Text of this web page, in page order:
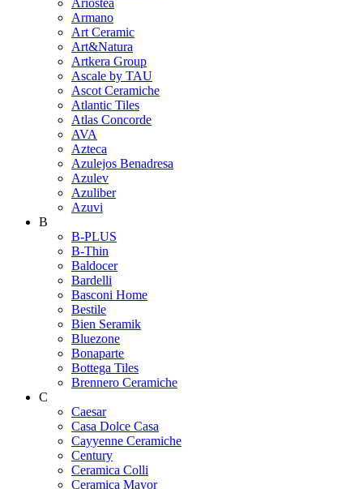
Armano
Art Ceramic
Art&Natura
Artkera Group
Ascale by TAU
Ascot Ceramiche
Atlantic Tiles
Atlas Concorde
AVA
Azteca
Azulejos Benadresa
Azulev
Azuliber
Azuvi
B
B-PLUS
B-Thin
Baldocer
Bardelli
Basconi Home
Bestile
Bien Seramik
Bluezone
Bonaparte
Bottega Tiles
Brennero Ceramiche
C
Caesar
Casa Dolce Casa
Cayyenne Ceramiche
Century
Ceramica Colli
Ceramica Mayor